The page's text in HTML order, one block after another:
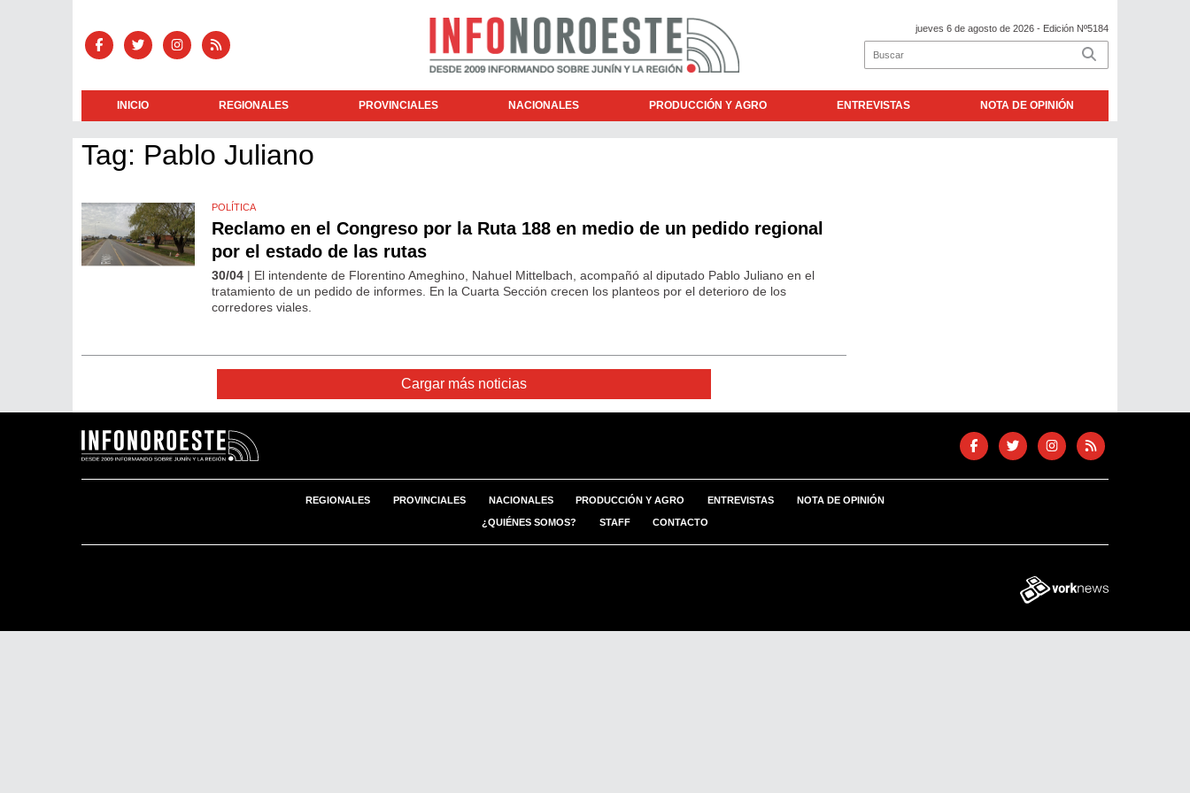
jueves 6 de agosto de 2026 - Edición Nº5184
INICIO REGIONALES PROVINCIALES NACIONALES PRODUCCIÓN Y AGRO ENTREVISTAS NOTA DE OPINIÓN
Tag: Pablo Juliano
POLÍTICA
Reclamo en el Congreso por la Ruta 188 en medio de un pedido regional
por el estado de las rutas
30/04 | El intendente de Florentino Ameghino, Nahuel Mittelbach, acompañó al diputado Pablo Juliano en el
tratamiento de un pedido de informes. En la Cuarta Sección crecen los planteos por el deterioro de los
corredores viales.
Cargar más noticias
REGIONALES PROVINCIALES NACIONALES PRODUCCIÓN Y AGRO ENTREVISTAS NOTA DE OPINIÓN
¿QUIÉNES SOMOS? STAFF CONTACTO